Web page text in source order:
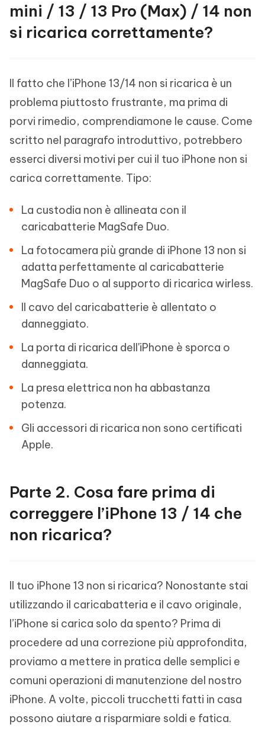
mini / 13 / 13 Pro (Max) / 14 non
si ricarica correttamente?
Il fatto che l’iPhone 13/14 non si ricarica è un
problema piuttosto frustrante, ma prima di
porvi rimedio, comprendiamone le cause. Come
scritto nel paragrafo introduttivo, potrebbero
esserci diversi motivi per cui il tuo iPhone non si
carica correttamente. Tipo:
La custodia non è allineata con il
caricabatterie MagSafe Duo.
La fotocamera più grande di iPhone 13 non si
adatta perfettamente al caricabatterie
MagSafe Duo o al supporto di ricarica wirless.
Il cavo del caricabatterie è allentato o
danneggiato.
La porta di ricarica dell'iPhone è sporca o
danneggiata.
La presa elettrica non ha abbastanza
potenza.
Gli accessori di ricarica non sono certificati
Apple.
Parte 2. Cosa fare prima di
correggere l’iPhone 13 / 14 che
non ricarica?
Il tuo iPhone 13 non si ricarica? Nonostante stai
utilizzando il caricabatteria e il cavo originale,
l’iPhone si carica solo da spento? Prima di
procedere ad una correzione più approfondita,
proviamo a mettere in pratica delle semplici e
comuni operazioni di manutenzione del nostro
iPhone. A volte, piccoli trucchetti fatti in casa
possono aiutare a risparmiare soldi e fatica.